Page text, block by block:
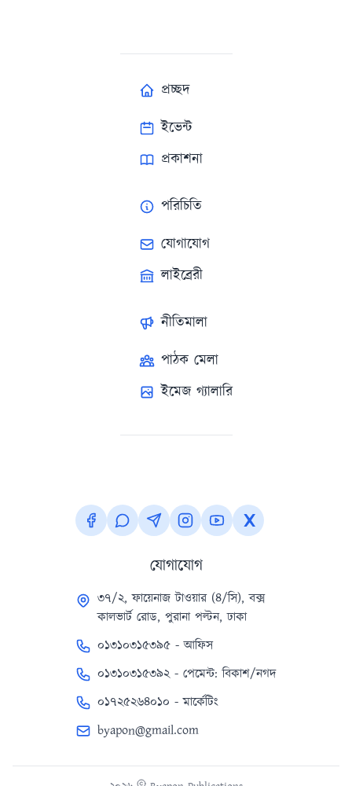
প্রচ্ছদ
ইভেন্ট
প্রকাশনা
পরিচিতি
যোগাযোগ
লাইব্রেরী
নীতিমালা
পাঠক মেলা
ইমেজ গ্যালারি
যোগাযোগ
৩৭/২, ফায়েনাজ টাওয়ার (৪/সি), বক্স
কালভার্ট রোড, পুরানা পল্টন, ঢাকা
০১৩১০৩১৫৩৯৫ - আফিস
০১৩১০৩১৫৩৯২ - পেমেন্ট: বিকাশ/নগদ
০১৭২৫২৬৪০১০ - মার্কেটিং
byapon@gmail.com